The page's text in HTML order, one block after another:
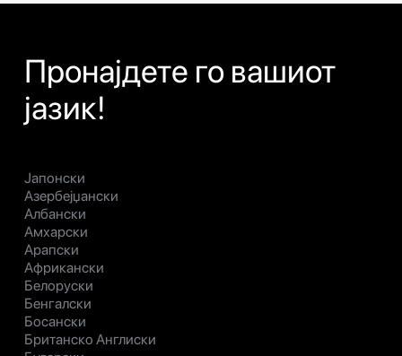
Пронајдете го вашиот
јазик!
Јапонски
Азербејџански
Албански
Амхарски
Арапски
Африкански
Белоруски
Бенгалски
Босански
Британско Англиски